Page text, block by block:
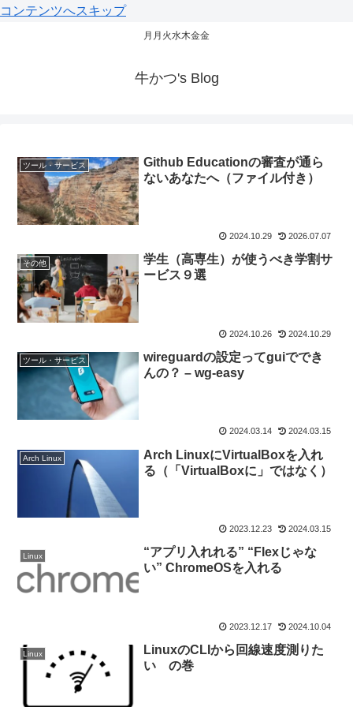
コンテンツへスキップ
月月火水木金金
牛かつ's Blog
ツール・サービス
Github Educationの審査が通ら
ないあなたへ（ファイル付き）
2024.10.29 2026.07.07
その他
学生（高専生）が使うべき学割サ
ービス９選
2024.10.26 2024.10.29
ツール・サービス
wireguardの設定ってguiででき
んの？ – wg-easy
2024.03.14 2024.03.15
Arch Linux
Arch LinuxにVirtualBoxを入れ
る（「VirtualBoxに」ではなく）
2023.12.23 2024.03.15
Linux
“アプリ入れれる” “Flexじゃな
い” ChromeOSを入れる
2023.12.17 2024.10.04
Linux
LinuxのCLIから回線速度測りた
い の巻